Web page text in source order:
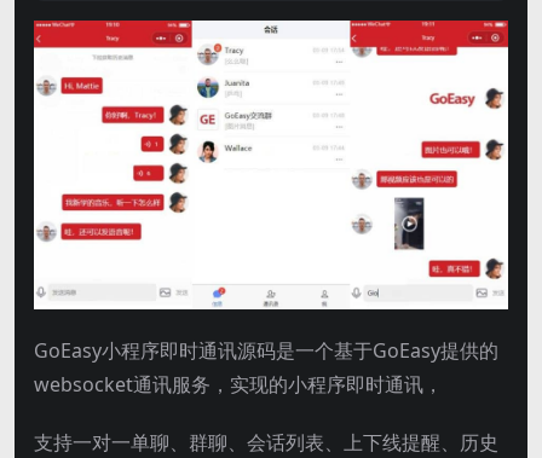
GoEasy小程序即时通讯源码是一个基于GoEasy提供的
websocket通讯服务，实现的小程序即时通讯，
支持一对一单聊、群聊、会话列表、上下线提醒、历史